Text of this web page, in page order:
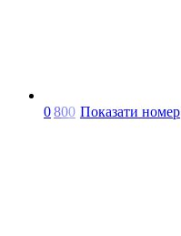
0800 Показати номер